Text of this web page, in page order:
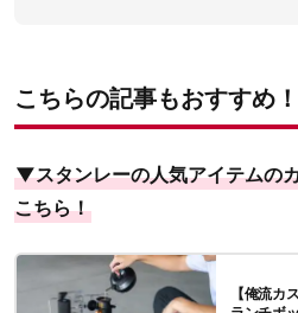
こちらの記事もおすすめ！
▼スタンレーの人気アイテムの
こちら！
【俺流カ